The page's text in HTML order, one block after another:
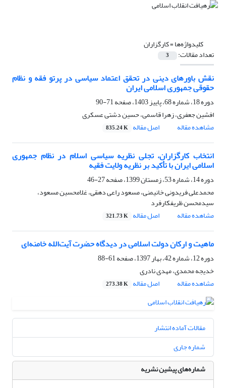
کلیدواژه‌ها =کارگزاران
تعداد مقالات: 3
نقش باورهای دینی در تحقق اعتماد سیاسی در پرتو فقه و نظام
حقوقی جمهوری اسلامی ایران
دوره 18، شماره 68، پاییز 1403، صفحه
71-90
افشین جعفری، زهرا قاسمی، حسین دشتی عسکری
مشاهده مقاله
اصل مقاله 835.24 K
انتخاب کارگزاران، تجلی نظریه سیاسی اسلام در نظام جمهوری
اسلامی ایران با تأکید بر نظریه ولایت فقیه
دوره 14، شماره 53، زمستان 1399، صفحه
27-46
محمدعلی فریدونی خانیمنی، مسعود راعی دهقی، غلامحسین مسعود،
سیدمحسن ظریفکارفرد
مشاهده مقاله
اصل مقاله 321.73 K
ماهیت و ارکان دولت اسلامی در دیدگاه حضرت آیت‌الله خامنه‌ای
دوره 12، شماره 42، بهار 1397، صفحه
61-88
خدیجه محمدی، مهدی نادری
مشاهده مقاله
اصل مقاله 273.38 K
مقالات آماده انتشار
شماره جاری
شماره‌های پیشین نشریه